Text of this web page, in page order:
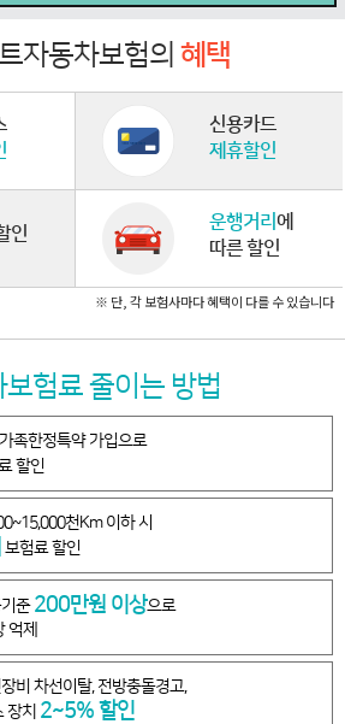
자동차보험의 혜택
신용카드
제휴할인
인
운행거리 에
따른 할인
※ 단, 각 보험사마다 혜택이 다를 수 있습니다
보험료 줄이는 방법
족한정특약 가입으로
할인
천Km 이하 시
보험료 할인
준200만원 이상으로
억제
비 차선이탈, 전방충돌경고,
장치 2~5% 할인